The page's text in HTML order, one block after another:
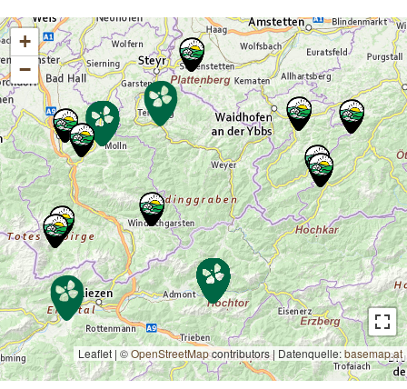
+
−
Leaflet | ©OpenStreetMapcontributors| Datenquelle:basemap.at